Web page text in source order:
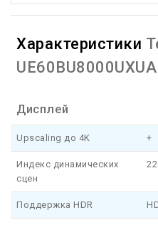
Характеристики
UE60BU8000UXUA
Дисплей
Upscaling до 4K +
Индекс динамических
сцен
Поддержка HDR